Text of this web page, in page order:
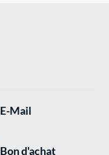
E-Mail
Bon d'achat